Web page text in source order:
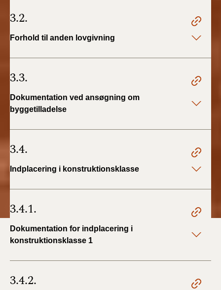
3.2.
Forhold til anden lovgivning
3.3.
Dokumentation ved ansøgning om
byggetilladelse
3.4.
Indplacering i konstruktionsklasse
3.4.1.
Dokumentation for indplacering i
konstruktionsklasse 1
3.4.2.